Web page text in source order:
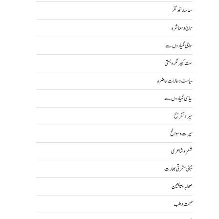
سدھارتھ نگر
سماج و معاشرہ
سماجی گلیاروں سے
سنت کبیر نگر و بستی
سیاست و حالات حاضرہ
سیاسی گلیاروں سے
سیر و تفریح
سیرت و سوانح
شعر و شاعری
شمالی مشرقی بھارت
صحابہ و تابعین
صحت و طب